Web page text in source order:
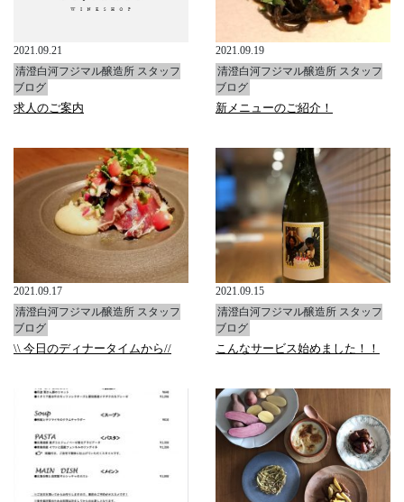
2021.09.21
清澄白河フジマル醸造所 スタッフ
ブログ
求人のご案内
2021.09.19
清澄白河フジマル醸造所 スタッフ
ブログ
新メニューのご紹介！
2021.09.17
清澄白河フジマル醸造所 スタッフ
ブログ
\\ 今日のディナータイムから//
2021.09.15
清澄白河フジマル醸造所 スタッフ
ブログ
こんなサービス始めました！！